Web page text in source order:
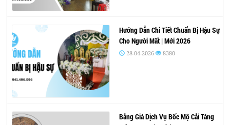
Hướng Dẫn Chi Tiết Chuẩn Bị Hậu Sự
Cho Người Mất | Mới 2026
28-04-2026 8380
Bảng Giá Dịch Vụ Bốc Mộ Cải Táng